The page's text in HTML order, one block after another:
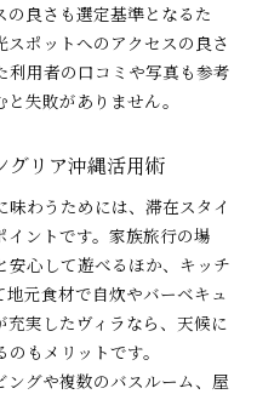
良さも選定基準となるた
ポットへのアクセスの良さ
利用者の口コミや写真も参考
失敗がありません。
グリア沖縄活用術
わうためには、滞在スタイ
ントです。家族旅行の場
心して遊べるほか、キッチ
元食材で自炊やバーベキュ
実したヴィラなら、天候に
もメリットです。
グや複数のバスルーム、屋